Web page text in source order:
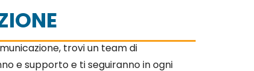
trovi un team di
e supporto e ti seguiranno in ogni